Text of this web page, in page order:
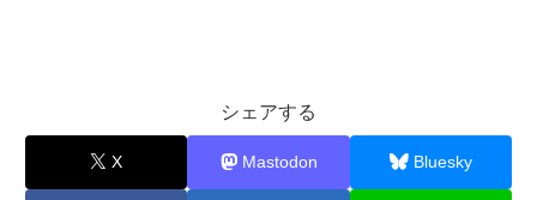
シェアする
X Mastodon Bluesky